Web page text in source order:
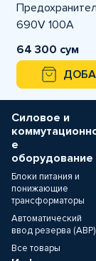
690V 100A
64 300 сум
Силовое и
е
оборудование
Блоки питания и
понижающие
трансформаторы
Автоматический
ввод резерва (АВР)
Все товары